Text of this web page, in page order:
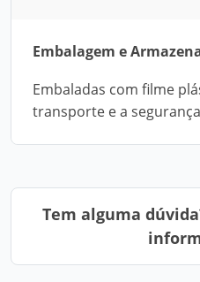
Embalagem e
Embaladas com filme
transporte e a
Tem alguma